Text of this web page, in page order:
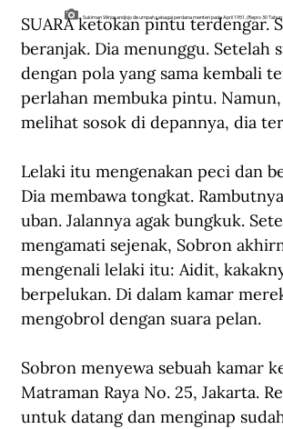
Sukiman Wirjosandjojo disumpah sebagai perdana menteri pada April 1951. (Repro 30
SUARA ketokan pintu terdengar.
beranjak. Dia menunggu. Setelah
dengan pola yang sama kembali
perlahan membuka pintu.
melihat sosok di depannya, dia
Lelaki itu mengenakan peci dan
Dia membawa tongkat.
uban. Jalannya agak bungkuk.
mengamati sejenak, Sobron
mengenali lelaki itu: Aidit,
berpelukan. Di dalam kamar
mengobrol dengan suara pelan.
Sobron menyewa sebuah kamar
Matraman Raya No. 25, Jakarta.
untuk datang dan menginap